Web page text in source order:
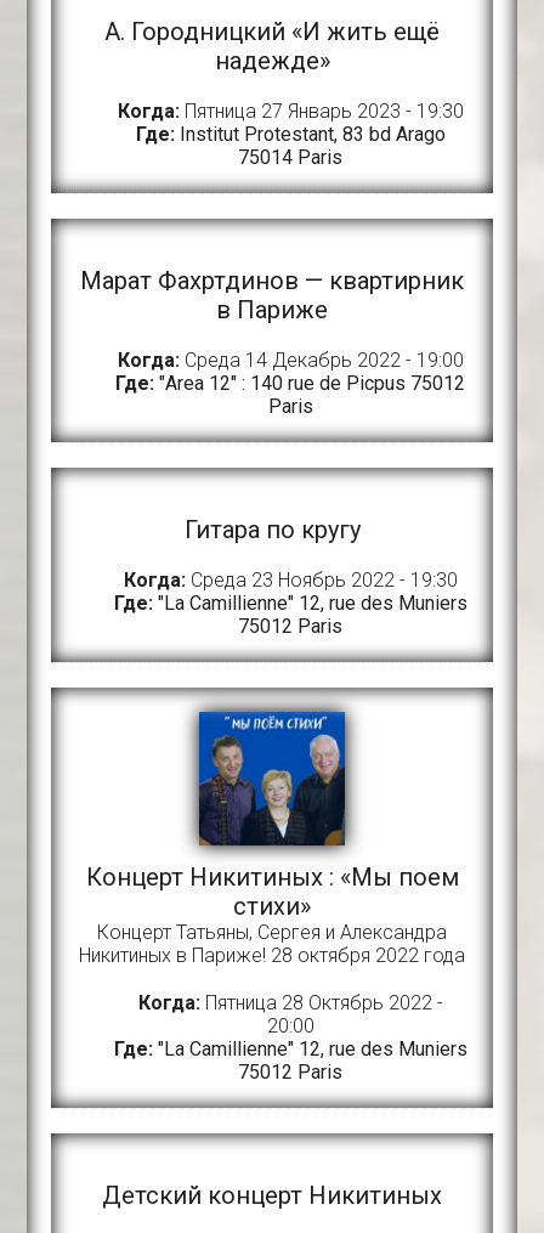
A. Городницкий «И жить ещё
надежде»
Когда:Пятница 27 Январь 2023 - 19:30
Где: Institut Protestant, 83 bd Arago
75014 Paris
Марат Фахртдинов — квартирник
в Париже
Когда:Среда 14 Декабрь 2022 - 19:00
Где: "Area 12" : 140 rue de Picpus 75012
Paris
Гитара по кругу
Когда:Среда 23 Ноябрь 2022 - 19:30
Где: "La Camillienne" 12, rue des Muniers
75012 Paris
Концерт Никитиных : «Мы поем
стихи»
Концерт Татьяны, Сергея и Александра
Никитиных в Париже! 28 октября 2022 года
Когда:Пятница 28 Октябрь 2022 -
20:00
Где: "La Camillienne" 12, rue des Muniers
75012 Paris
Детский концерт Никитиных